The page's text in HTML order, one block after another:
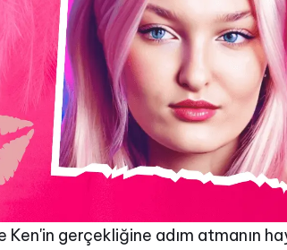
gerçekliğine adım atmanın